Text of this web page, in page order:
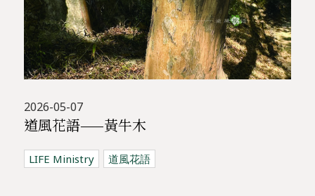
2026-05-07
道風花語——黃牛木
LIFE Ministry 道風花語